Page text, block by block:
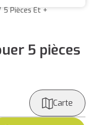
5 Pièces Et +
5 pièces
Carte